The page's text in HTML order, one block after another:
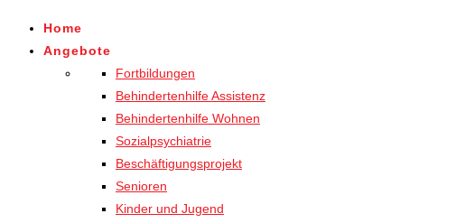
Home
Angebote
Fortbildungen
Behindertenhilfe Assistenz
Behindertenhilfe Wohnen
Sozialpsychiatrie
Beschäftigungsprojekt
Senioren
Kinder und Jugend